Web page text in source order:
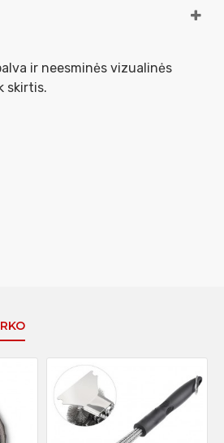
ir neesminės vizualinės
skirtis.